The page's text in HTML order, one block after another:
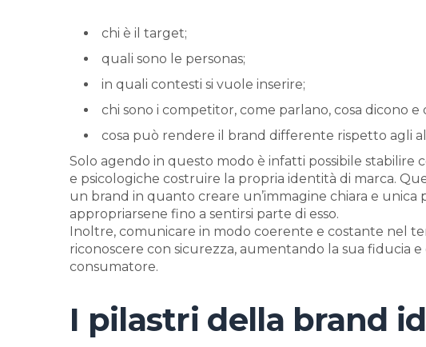
chi è il target;
quali sono le personas;
in quali contesti si vuole inserire;
chi sono i competitor, come parlano, cosa dicono
cosa può rendere il brand differente rispetto agli
Solo agendo in questo modo è infatti possibile stabilire
e psicologiche costruire la propria identità di marca.
un brand in quanto creare un’immagine chiara e
appropriarsene fino a sentirsi parte di esso.
Inoltre, comunicare in modo coerente e costante nel
riconoscere con sicurezza, aumentando la sua fiducia e
consumatore.
I pilastri della brand